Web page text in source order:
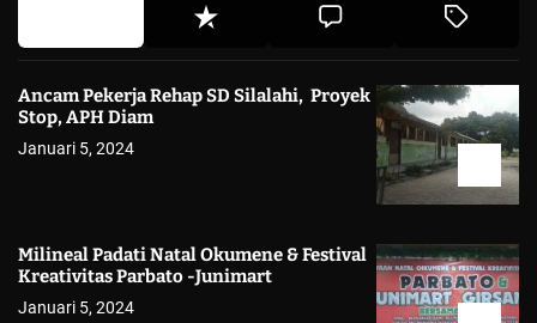
Ancam Pekerja Rehap SD Silalahi, Proyek
Stop, APH Diam
Januari 5, 2024
Milineal Padati Natal Okumene & Festival
Kreativitas Parbato -Junimart
Januari 5, 2024